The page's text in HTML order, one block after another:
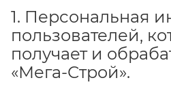
1. Персональная
пользователей,
получает и
«Мега-Строй».